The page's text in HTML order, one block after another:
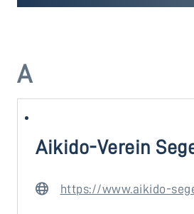
A
Aikido-Verein
https://www.aikido-